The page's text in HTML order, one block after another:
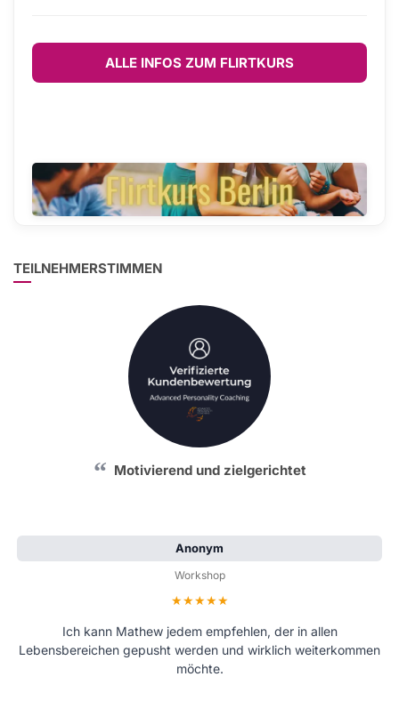
ALLE INFOS ZUM FLIRTKURS
TEILNEHMERSTIMMEN
Motivierend und zielgerichtet
Anonym
Workshop
Bewertung: 5 von 5 Sternen
Ich kann Mathew jedem empfehlen, der in allen
Lebensbereichen gepusht werden und wirklich weiterkommen
möchte.